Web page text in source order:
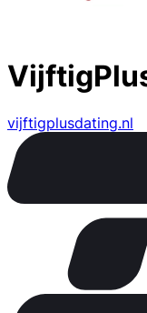
vijftigplusdating.nl